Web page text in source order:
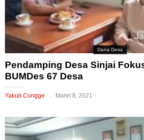
Dana Desa
Pendamping Desa Sinjai
BUMDes 67 Desa
Yakub Congge Maret 8, 2021